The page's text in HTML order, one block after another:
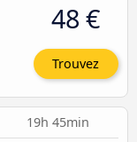
48 €
Trouvez
19h 45min